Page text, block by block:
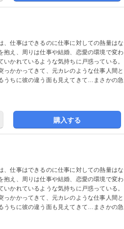
仕事はできるのに仕事に対しての熱量はな
抱え、周りは仕事や結婚、恋愛の環境で変わ
かれているような気持ちに戸惑っている。
かかってきて、元カレのような仕事人間と
うちに彼の違う面も見えてきて…まさかの急
購入する
仕事はできるのに仕事に対しての熱量はな
抱え、周りは仕事や結婚、恋愛の環境で変わ
かれているような気持ちに戸惑っている。
かかってきて、元カレのような仕事人間と
うちに彼の違う面も見えてきて…まさかの急